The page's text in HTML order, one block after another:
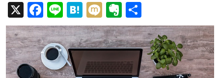
X Facebook
LineHatenaMixiEvernote
有